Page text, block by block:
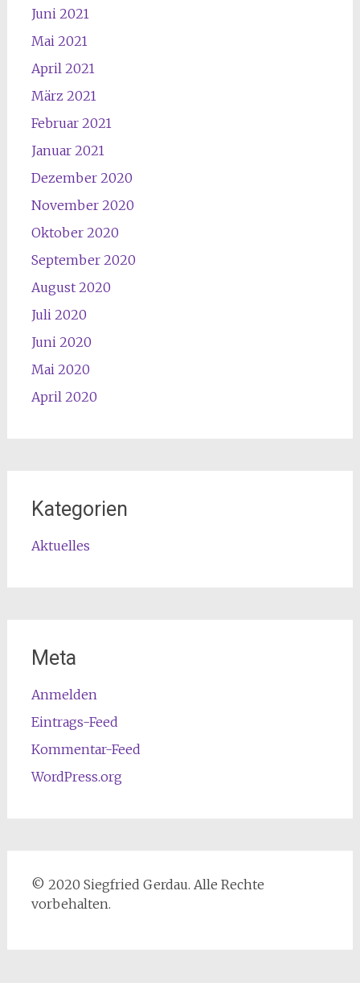
Juni 2021
Mai 2021
April 2021
März 2021
Februar 2021
Januar 2021
Dezember 2020
November 2020
Oktober 2020
September 2020
August 2020
Juli 2020
Juni 2020
Mai 2020
April 2020
Kategorien
Aktuelles
Meta
Anmelden
Eintrags-Feed
Kommentar-Feed
WordPress.org
© 2020 Siegfried Gerdau. Alle Rechte
vorbehalten.